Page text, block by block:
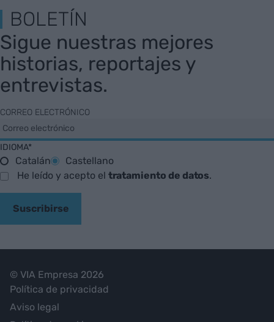
BOLETÍN
Sigue nuestras mejores
historias, reportajes y
entrevistas.
CORREO ELECTRÓNICO
IDIOMA*
Catalán
Castellano
He leído y acepto el tratamiento de datos.
Suscribirse
© VIA Empresa 2026
Política de privacidad
Aviso legal